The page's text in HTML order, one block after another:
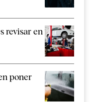
revisar en
poner